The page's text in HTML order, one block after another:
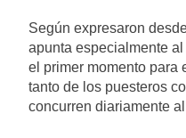
Según expresaron
apunta especialmente
el primer momento para
tanto de los puesteros
concurren diariamente